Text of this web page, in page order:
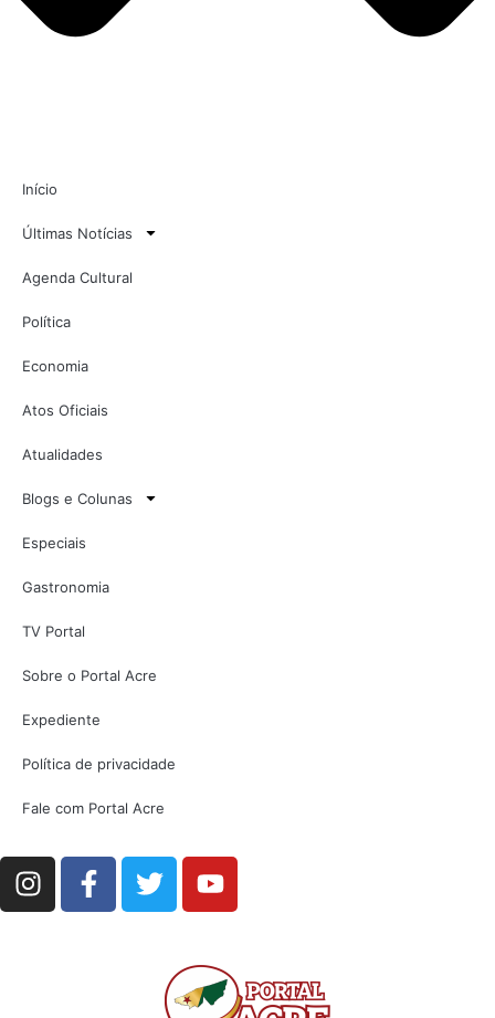
Início
Últimas Notícias
Agenda Cultural
Política
Economia
Atos Oficiais
Atualidades
Blogs e Colunas
Especiais
Gastronomia
TV Portal
Sobre o Portal Acre
Expediente
Política de privacidade
Fale com Portal Acre